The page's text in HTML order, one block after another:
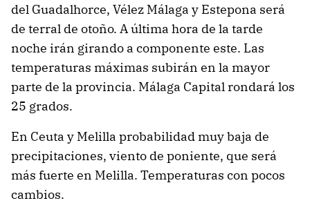
del Guadalhorce, Vélez Málaga y Estepona será
de terral de otoño. A última hora de la tarde
noche irán girando a componente este. Las
temperaturas máximas subirán en la mayor
parte de la provincia. Málaga Capital rondará los
25 grados.
En Ceuta y Melilla probabilidad muy baja de
precipitaciones, viento de poniente, que será
más fuerte en Melilla. Temperaturas con pocos
cambios.